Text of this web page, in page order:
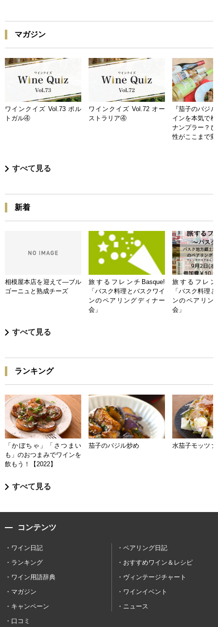
マガジン
ワインクイズ Vol.73 ポル
トガル④
ワインクイズ Vol.72 オー
ストラリア④
『茄子のバジ
インを本気で
ナンプラー？
性がここまで
すべて見る
新着
相模屋本店を迎えて―ブル
ゴーニュと熟成チーズ
旅するフレンチBasque!
「バスク料理とバスクワイ
ンのペアリングディナー
会」
旅するフレン
「バスク料理
ンのペアリン
会」
すべて見る
ランキング
「かぼちゃ」「さつまい
も」のおつまみでワインを
飲もう！【2022】
茄子のバジル炒め 水茄子モッツァ
すべて見る
コンテンツ
ワイン日記
ペアリング日記
ランキング
おすすめワイン＆レシピ
ワイン用語辞典
ヴィンテージチャート
マガジン
ワインイベント
キャンペーン
ニュース
口コミ